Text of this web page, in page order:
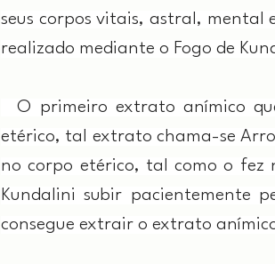
seus corpos vitais, astral, mental
realizado mediante o Fogo de
O primeiro extrato anímico
etérico, tal extrato chama-se
no corpo etérico, tal como o fez
Kundalini subir pacientemente
consegue extrair o extrato